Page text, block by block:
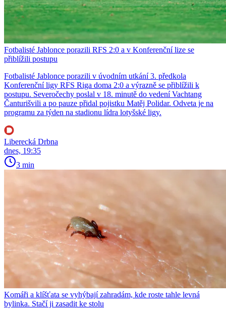
Fotbalisté Jablonce porazili RFS 2:0 a v Konferenční lize se
přiblížili postupu
Fotbalisté Jablonce porazili v úvodním utkání 3. předkola
Konferenční ligy RFS Riga doma 2:0 a výrazně se přiblížili k
postupu. Severočechy poslal v 18. minutě do vedení Vachtang
Čanturišvili a po pauze přidal pojistku Matěj Polidar. Odveta je na
programu za týden na stadionu lídra lotyšské ligy.
Liberecká Drbna
dnes, 19:35
3 min
Komáři a klíšťata se vyhýbají zahradám, kde roste tahle levná
bylinka. Stačí ji zasadit ke stolu